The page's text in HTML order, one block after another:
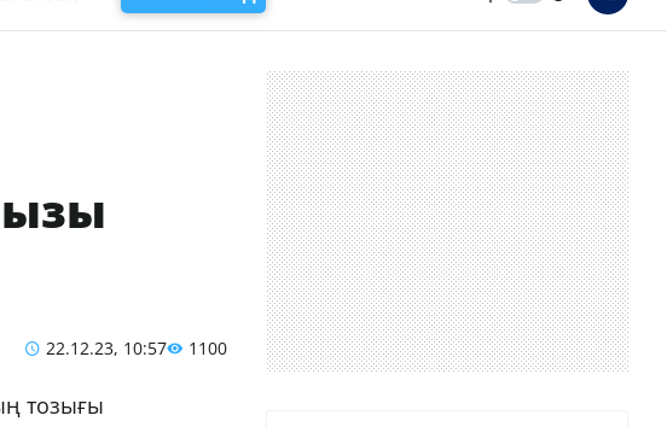
22.12.23, 10:57 1100
тозығы